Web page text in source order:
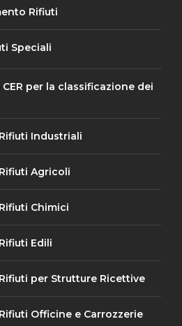
Rifiuti
Speciali
per la classificazione dei
Industriali
Agricoli
Chimici
Edili
per Strutture Ricettive
Officine e Carrozzerie